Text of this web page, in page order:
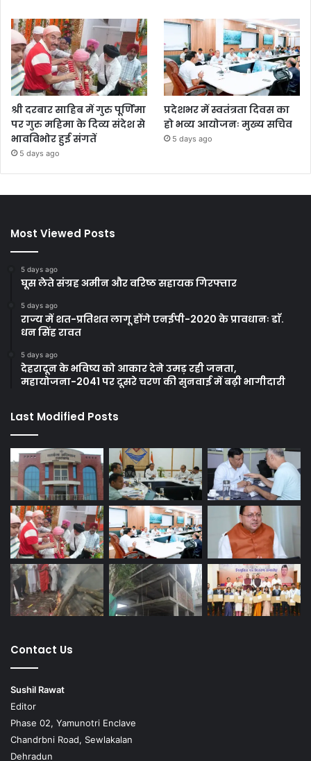
श्री दरबार साहिब में गुरु पूर्णिमा
पर गुरु महिमा के दिव्य संदेश से
भावविभोर हुई संगतें
5 days ago
प्रदेशभर में स्वतंत्रता दिवस का
हो भव्य आयोजनः मुख्य सचिव
5 days ago
Most Viewed Posts
5 days ago
घूस लेते संग्रह अमीन और वरिष्ठ सहायक गिरफ्तार
5 days ago
राज्य में शत-प्रतिशत लागू होंगे एनईपी-2020 के प्रावधानः डाॅ.
धन सिंह रावत
5 days ago
देहरादून के भविष्य को आकार देने उमड़ रही जनता,
महायोजना-2041 पर दूसरे चरण की सुनवाई में बढ़ी भागीदारी
Last Modified Posts
Contact Us
Sushil Rawat
Editor
Phase 02, Yamunotri Enclave
Chandrbni Road, Sewlakalan
Dehradun